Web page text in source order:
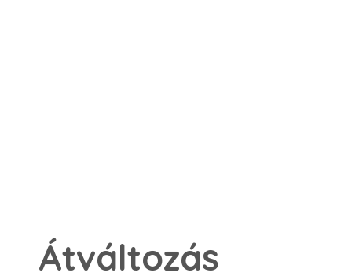
Átváltozás